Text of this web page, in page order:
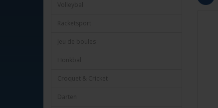
Volleybal
Racketsport
Jeu de boules
Honkbal
Croquet & Cricket
Darten